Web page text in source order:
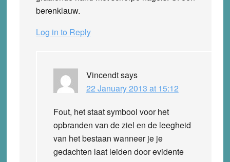
berenklauw.
Log in to Reply
Vincendtsays
22 January 2013 at 15:12
Fout, het staat symbool voor het
opbranden van de ziel en de leegheid
van het bestaan wanneer je je
gedachten laat leiden door evidente